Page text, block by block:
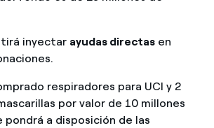
inyectar ayudas directasen
respiradores para UCI y 2
por valor de 10 millones
pondrá a disposición de las